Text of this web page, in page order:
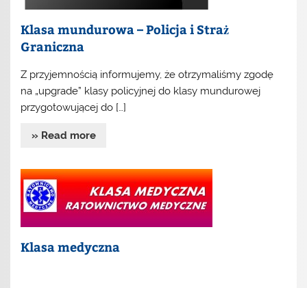
Klasa mundurowa – Policja i Straż
Graniczna
Z przyjemnością informujemy, że otrzymaliśmy zgodę
na „upgrade” klasy policyjnej do klasy mundurowej
przygotowującej do […]
» Read more
Klasa medyczna